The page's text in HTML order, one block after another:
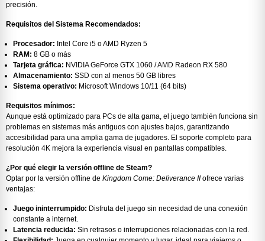
precisión.
Requisitos del Sistema Recomendados:
Procesador: Intel Core i5 o AMD Ryzen 5
RAM: 8 GB o más
Tarjeta gráfica: NVIDIA GeForce GTX 1060 / AMD Radeon RX 580
Almacenamiento: SSD con al menos 50 GB libres
Sistema operativo: Microsoft Windows 10/11 (64 bits)
Requisitos mínimos:
Aunque está optimizado para PCs de alta gama, el juego también funciona sin
problemas en sistemas más antiguos con ajustes bajos, garantizando
accesibilidad para una amplia gama de jugadores. El soporte completo para
resolución 4K mejora la experiencia visual en pantallas compatibles.
¿Por qué elegir la versión offline de Steam?
Optar por la versión offline de Kingdom Come: Deliverance IIofrece varias
ventajas:
Juego ininterrumpido: Disfruta del juego sin necesidad de una conexión
constante a internet.
Latencia reducida: Sin retrasos o interrupciones relacionadas con la red.